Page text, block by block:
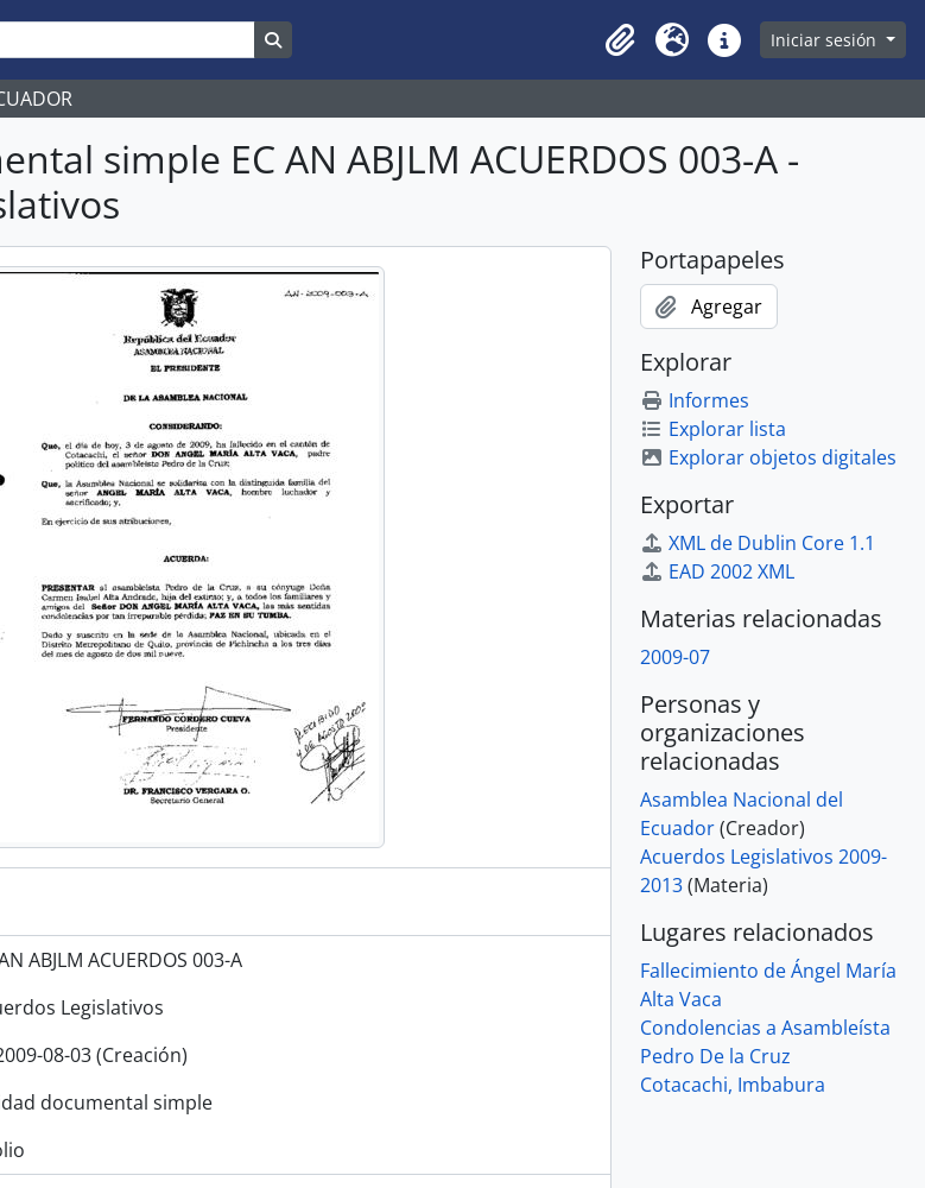
Clipboard
Idioma Enlaces rápidos
Iniciar sesión
simple EC AN ABJLM ACUERDOS 003-A -
ABJLM ACUERDOS 003-A
Legislativos
08-03 (Creación)
documental simple
Portapapeles
Agregar
Explorar
Informes
Explorar lista
Explorar objetos digitales
Exportar
XML de Dublin Core 1.1
EAD 2002 XML
Materias relacionadas
2009-07
Personas y
organizaciones
relacionadas
Asamblea Nacional del
Ecuador(Creador)
Acuerdos Legislativos 2009-
2013(Materia)
Lugares relacionados
Fallecimiento de Ángel María
Alta Vaca
Condolencias a Asambleísta
Pedro De la Cruz
Cotacachi, Imbabura